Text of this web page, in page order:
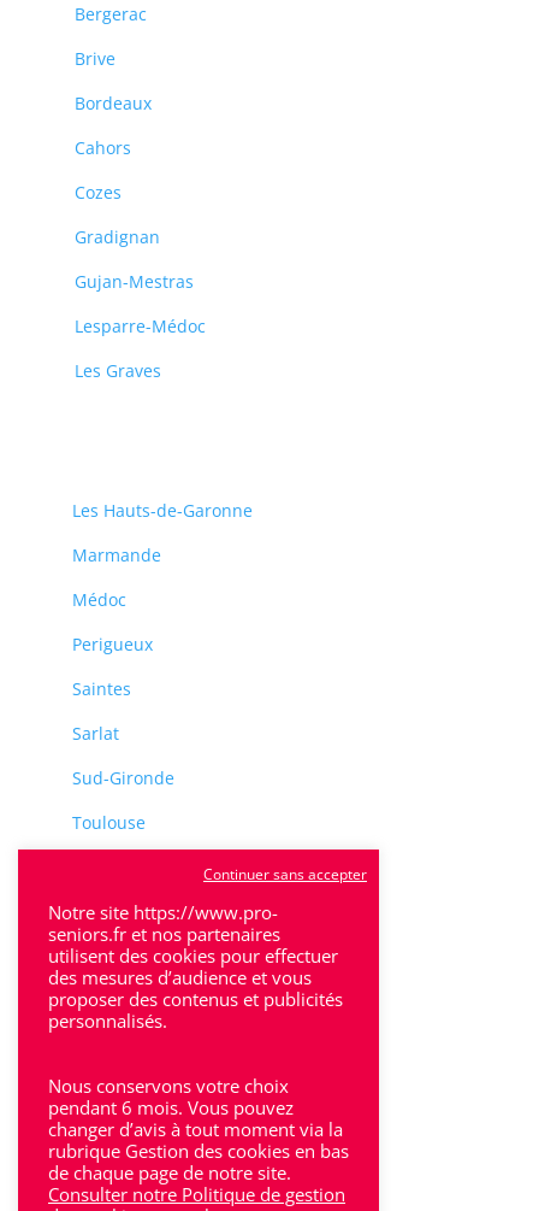
Bergerac
Brive
Bordeaux
Cahors
Cozes
Gradignan
Gujan-Mestras
Lesparre-Médoc
Les Graves
Les Hauts-de-Garonne
Marmande
Médoc
Perigueux
Saintes
Sarlat
Sud-Gironde
Toulouse
Villeneuve-Sur-Lot
Bron
Lyon
Lyon 6
Notre site https://www.pro-
seniors.fr et nos partenaires
utilisent des cookies pour effectuer
des mesures d’audience et vous
proposer des contenus et publicités
personnalisés.
Nous conservons votre choix
pendant 6 mois. Vous pouvez
changer d’avis à tout moment via la
rubrique Gestion des cookies en bas
de chaque page de notre site.
Consulter notre Politique de gestion
Continuer sans accepter